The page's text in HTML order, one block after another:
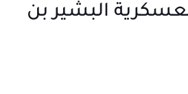
البشير بن